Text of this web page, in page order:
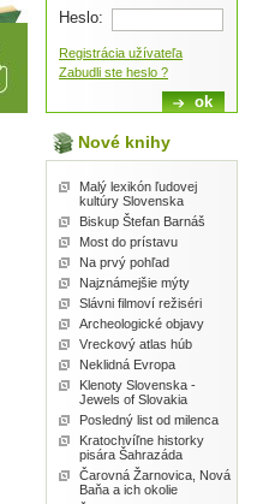
Nové knihy
Malý lexikón ľudovej
kultúry Slovenska
Biskup Štefan Barnáš
Most do prístavu
Na prvý pohľad
Najznámejšie mýty
Slávni filmoví režiséri
Archeologické objavy
Vreckový atlas húb
Neklidná Evropa
Klenoty Slovenska -
Jewels of Slovakia
Posledný list od milenca
Kratochvíľne historky
pisára Šahrazáda
Čarovná Žarnovica, Nová
Baňa a ich okolie
Heslo:
Registrácia užívateľa
Zabudli ste heslo ?